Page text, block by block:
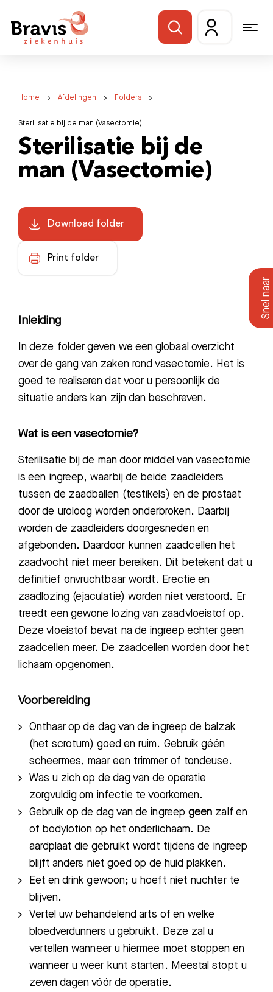
Home Afdelingen Folders
Sterilisatie bij de man (Vasectomie)
Sterilisatie bij de
man (Vasectomie)
Download folder
Print folder
Inleiding
In deze folder geven we een globaal overzicht
over de gang van zaken rond vasectomie. Het is
goed te realiseren dat voor u persoonlijk de
situatie anders kan zijn dan beschreven.
Wat is een vasectomie?
Sterilisatie bij de man door middel van vasectomie
is een ingreep, waarbij de beide zaadleiders
tussen de zaadballen (testikels) en de prostaat
door de uroloog worden onderbroken. Daarbij
worden de zaadleiders doorgesneden en
afgebonden. Daardoor kunnen zaadcellen het
zaadvocht niet meer bereiken. Dit betekent dat u
definitief onvruchtbaar wordt. Erectie en
zaadlozing (ejaculatie) worden niet verstoord. Er
treedt een gewone lozing van zaadvloeistof op.
Deze vloeistof bevat na de ingreep echter geen
zaadcellen meer. De zaadcellen worden door het
lichaam opgenomen.
Voorbereiding
Onthaar op de dag van de ingreep de balzak
(het scrotum) goed en ruim. Gebruik géén
scheermes, maar een trimmer of tondeuse.
Was u zich op de dag van de operatie
zorgvuldig om infectie te voorkomen.
Gebruik op de dag van de ingreepgeen zalf en
of bodylotion op het onderlichaam. De
aardplaat die gebruikt wordt tijdens de ingreep
blijft anders niet goed op de huid plakken.
Eet en drink gewoon; u hoeft niet nuchter te
blijven.
Vertel uw behandelend arts of en welke
bloedverdunners u gebruikt. Deze zal u
vertellen wanneer u hiermee moet stoppen en
wanneer u weer kunt starten. Meestal stopt u
zeven dagen vóór de operatie.